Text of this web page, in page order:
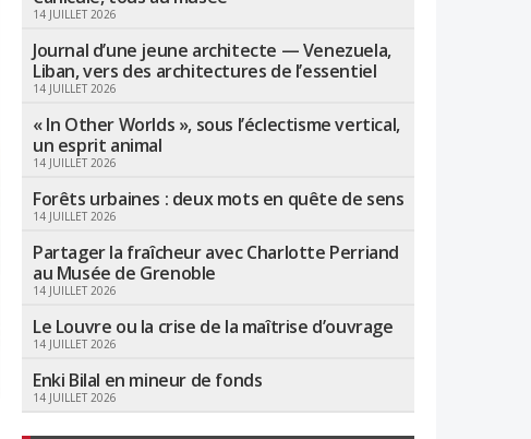
14 JUILLET 2026
Journal d’une jeune architecte — Venezuela,
Liban, vers des architectures de l’essentiel
14 JUILLET 2026
« In Other Worlds », sous l’éclectisme vertical,
un esprit animal
14 JUILLET 2026
Forêts urbaines : deux mots en quête de sens
14 JUILLET 2026
Partager la fraîcheur avec Charlotte Perriand
au Musée de Grenoble
14 JUILLET 2026
Le Louvre ou la crise de la maîtrise d’ouvrage
14 JUILLET 2026
Enki Bilal en mineur de fonds
14 JUILLET 2026